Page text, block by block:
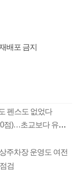
배포 금지
펜스도 없었다
동래구 스쿨존 안전 낙제점(50점 만점에 20점)…초교보다 유치원 더 위험
주차장 운영도 여전
검